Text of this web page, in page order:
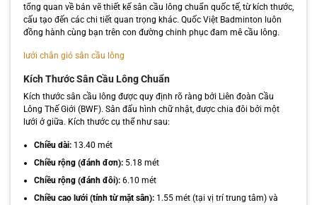
tổng quan về bản vẽ thiết kế sân cầu lông chuẩn quốc tế, từ kích thước,
cấu tạo đến các chi tiết quan trọng khác. Quốc Việt Badminton luôn
đồng hành cùng bạn trên con đường chinh phục đam mê cầu lông.
lưới chắn gió sân cầu lông
Kích Thước Sân Cầu Lông Chuẩn
Kích thước sân cầu lông được quy định rõ ràng bởi Liên đoàn Cầu
Lông Thế Giới (BWF). Sân đấu hình chữ nhật, được chia đôi bởi một
lưới ở giữa. Kích thước cụ thể như sau:
Chiều dài:13.40 mét
Chiều rộng (đánh đơn):5.18 mét
Chiều rộng (đánh đôi):6.10 mét
Chiều cao lưới (tính từ mặt sân):1.55 mét (tại vị trí trung tâm) và